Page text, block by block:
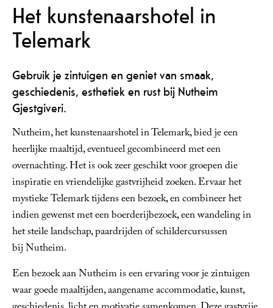
Het kunstenaarshotel in
Telemark
Gebruik je zintuigen en geniet van smaak,
geschiedenis, esthetiek en rust bij Nutheim
Gjestgiveri.
Nutheim, het kunstenaarshotel in Telemark, bied je een
heerlijke maaltijd, eventueel gecombineerd met een
overnachting. Het is ook zeer geschikt voor groepen die
inspiratie en vriendelijke gastvrijheid zoeken. Ervaar het
mystieke Telemark tijdens een bezoek, en combineer het
indien gewenst met een boerderijbezoek, een wandeling in
het steile landschap, paardrijden of schildercursussen
bij Nutheim.
Een bezoek aan Nutheim is een ervaring voor je zintuigen
waar goede maaltijden, aangename accommodatie, kunst,